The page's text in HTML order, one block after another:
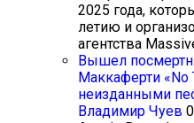
2025 года,
летию и
агентства
Вышел
Маккаферти «No
неизданными
Владимир Чуев